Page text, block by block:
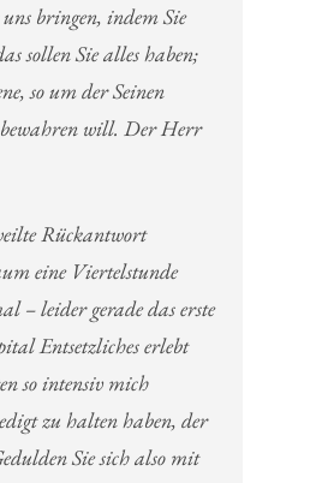
bringen, indem Sie
sollen Sie alles haben;
so um der Seinen
bewahren will. Der Herr
Rückantwort
eine Viertelstunde
– leider gerade das erste
Entsetzliches erlebt
so intensiv mich
zu halten haben, der
Sie sich also mit